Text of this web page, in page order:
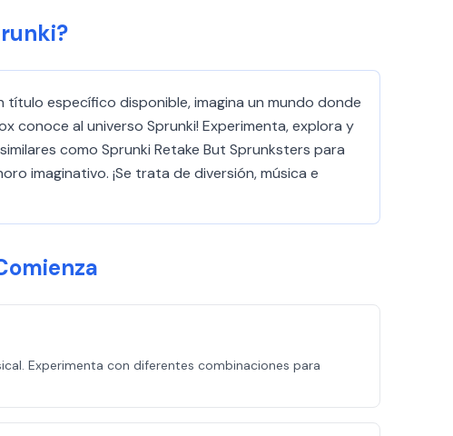
título específico disponible, imagina un mundo donde
conoce al universo Sprunki! Experimenta, explora y
como Sprunki Retake But Sprunksters para
imaginativo. ¡Se trata de diversión, música e
Experimenta con diferentes combinaciones para